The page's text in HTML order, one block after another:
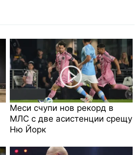
Меси счупи нов рекорд в
МЛС с две асистенции срещу
Ню Йорк